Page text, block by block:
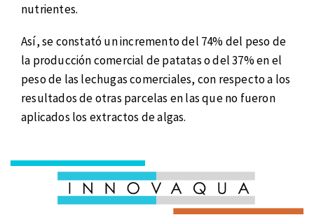
nutrientes.
Así, se constató un incremento del 74% del peso de
la producción comercial de patatas o del 37% en el
peso de las lechugas comerciales, con respecto a los
resultados de otras parcelas en las que no fueron
aplicados los extractos de algas.